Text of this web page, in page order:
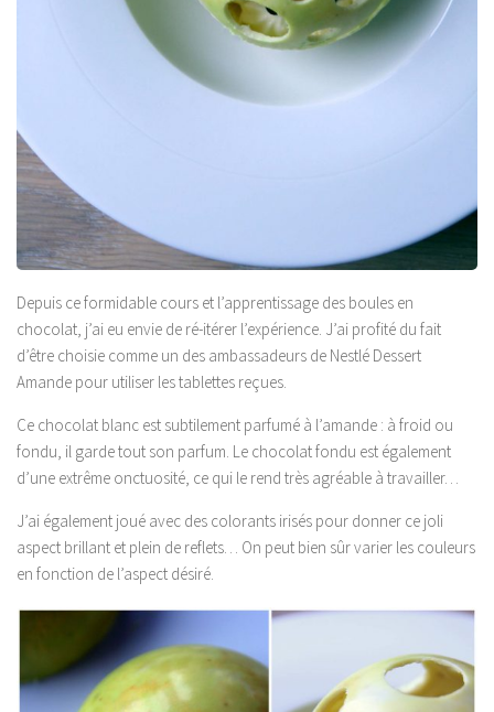
Depuis ce formidable cours et l’apprentissage des boules en
chocolat, j’ai eu envie de ré-itérer l’expérience. J’ai profité du fait
d’être choisie comme un des ambassadeurs de Nestlé Dessert
Amande pour utiliser les tablettes reçues.
Ce chocolat blanc est subtilement parfumé à l’amande : à froid ou
fondu, il garde tout son parfum. Le chocolat fondu est également
d’une extrême onctuosité, ce qui le rend très agréable à travailler…
J’ai également joué avec des colorants irisés pour donner ce joli
aspect brillant et plein de reflets… On peut bien sûr varier les couleurs
en fonction de l’aspect désiré.